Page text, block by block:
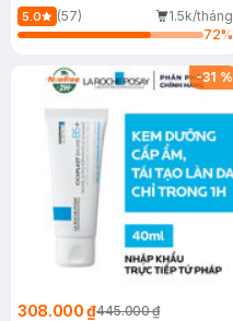
Dầu 500ml
5.0 (57)
1.5k/tháng
72%
-31 %
308.000 ₫445.000 ₫